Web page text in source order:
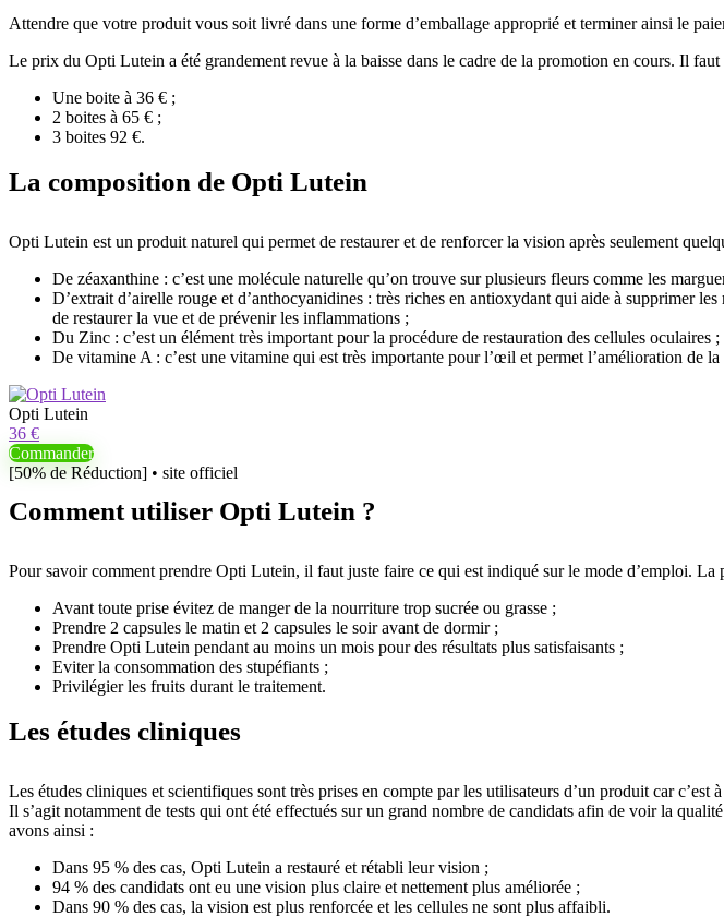
Attendre que votre produit vous soit livré dans une forme d’emballage approprié et terminer ainsi le
Le prix du Opti Lutein a été grandement revue à la baisse dans le cadre de la promotion en cours. Il
Une boite à 36 € ;
2 boites à 65 € ;
3 boites 92 €.
La composition de Opti Lutein
Opti Lutein est un produit naturel qui permet de restaurer et de renforcer la vision après seulement
De zéaxanthine : c’est une molécule naturelle qu’on trouve sur plusieurs fleurs comme les
D’extrait d’airelle rouge et d’anthocyanidines : très riches en antioxydant qui aide à supprimer
de restaurer la vue et de prévenir les inflammations ;
Du Zinc : c’est un élément très important pour la procédure de restauration des cellules oculaires ;
De vitamine A : c’est une vitamine qui est très importante pour l’œil et permet l’amélioration de
Opti Lutein
36 €
Commander
[50% de Réduction] • site officiel
Comment utiliser Opti Lutein ?
Pour savoir comment prendre Opti Lutein, il faut juste faire ce qui est indiqué sur le mode d’emploi. La
Avant toute prise évitez de manger de la nourriture trop sucrée ou grasse ;
Prendre 2 capsules le matin et 2 capsules le soir avant de dormir ;
Prendre Opti Lutein pendant au moins un mois pour des résultats plus satisfaisants ;
Eviter la consommation des stupéfiants ;
Privilégier les fruits durant le traitement.
Les études cliniques
Les études cliniques et scientifiques sont très prises en compte par les utilisateurs d’un produit car
Il s’agit notamment de tests qui ont été effectués sur un grand nombre de candidats afin de voir la
avons ainsi :
Dans 95 % des cas, Opti Lutein a restauré et rétabli leur vision ;
94 % des candidats ont eu une vision plus claire et nettement plus améliorée ;
Dans 90 % des cas, la vision est plus renforcée et les cellules ne sont plus affaibli.